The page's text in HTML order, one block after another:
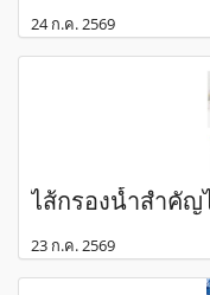
24 ก.ค. 2569
ไส้กรองน้ำสำคั
23 ก.ค. 2569